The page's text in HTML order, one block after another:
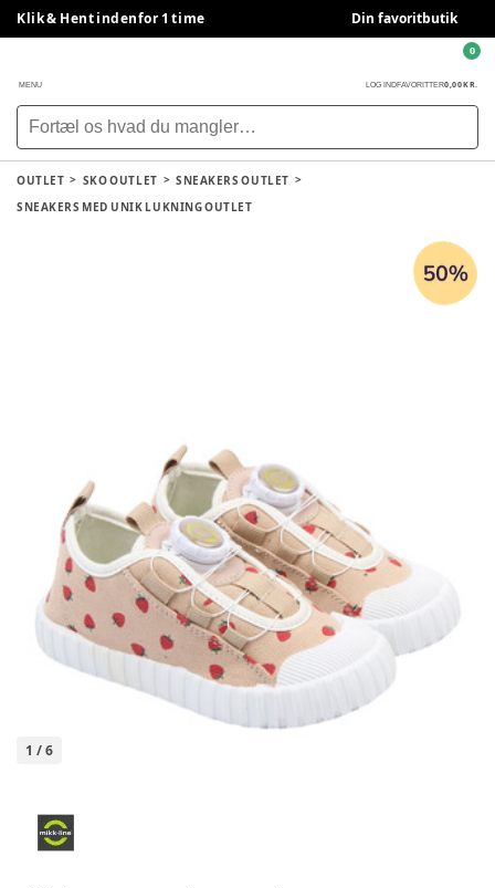
Klik & Hent indenfor 1 time Din favoritbutik
MENU LOG INDFAVORITTER0,00 KR.
0
OUTLET SKO OUTLET
SNEAKERS OUTLET
SNEAKERS MED UNIK LUKNING OUTLET
1 /6